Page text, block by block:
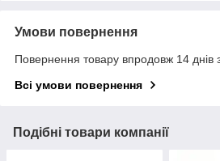
Умови повернення
Повернення товару впродовж 14 днів
Всі умови повернення
Подібні товари компанії